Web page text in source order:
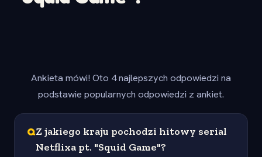
Ankieta mówi! Oto 4 najlepszych odpowiedzi na
podstawie popularnych odpowiedzi z ankiet.
QZ jakiego kraju pochodzi hitowy serial
Netflixa pt. "Squid Game"?